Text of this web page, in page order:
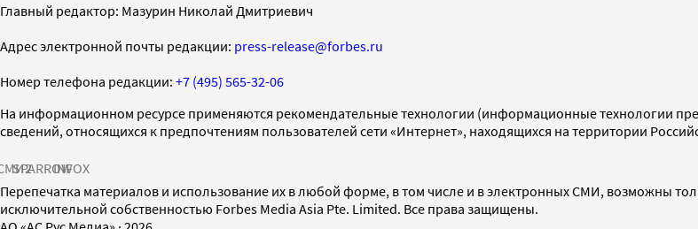
Главный редактор: Мазурин Николай Дмитриевич
Адрес электронной почты редакции: press-release@forbes.ru
Номер телефона редакции: +7 (495) 565-32-06
На информационном ресурсе применяются рекомендательные технологии (информационные технологии
сведений, относящихся к предпочтениям пользователей сети «Интернет», находящихся на территории
SPARROWINFOX
Перепечатка материалов и использование их в любой форме, в том числе и в электронных СМИ, возможны
исключительной собственностью Forbes Media Asia Pte. Limited. Все права защищены.